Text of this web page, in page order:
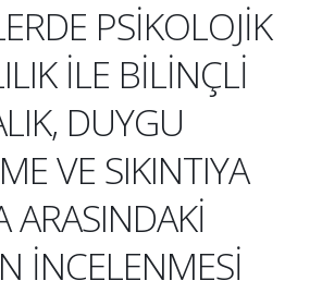
PSİKOLOJİK
İLE BİLİNÇLİ
DUYGU
VE SIKINTIYA
ARASINDAKİ
İNCELENMESİ